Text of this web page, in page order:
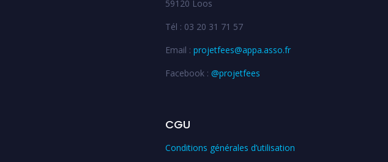
59120 Loos
Tél : 03 20 31 71 57
Email : projetfees@appa.asso.fr
Facebook : @projetfees
CGU
Conditions générales d’utilisation